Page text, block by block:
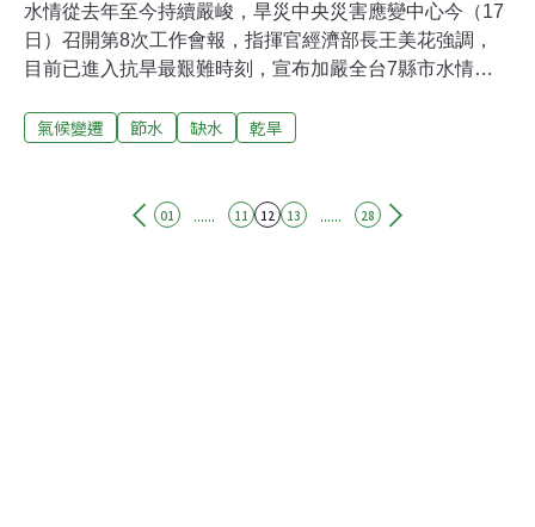
水情從去年至今持續嚴峻，旱災中央災害應變中心今（17
日）召開第8次工作會報，指揮官經濟部長王美花強調，
目前已進入抗旱最艱難時刻，宣布加嚴全台7縣市水情燈
11％。去年（2020）西部地區整體降雨偏少，6月迄今新
前受反聖嬰現象影響降雨可能偏少。因應水情告急，經濟
氣候變遷 節水 缺水 乾旱
01 ...... 11 12 13 ...... 28